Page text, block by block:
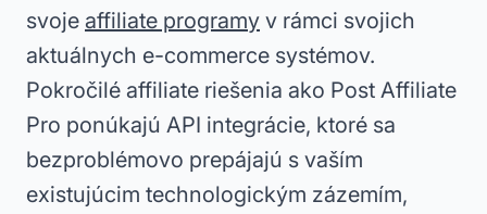
svoje affiliate programy v rámci svojich
aktuálnych e-commerce systémov.
Pokročilé affiliate riešenia ako Post Affiliate
Pro ponúkajú API integrácie, ktoré sa
bezproblémovo prepájajú s vaším
existujúcim technologickým zázemím,